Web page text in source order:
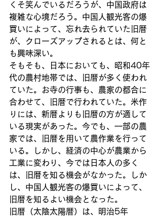
くそ笑んでいるだろうが、中国政府は
複雑な心境だろう。中国人観光客の爆
買いによって、忘れ去られていた旧暦
が、クローズアップされるとは、何と
も興味深い。
そもそも、日本においても、昭和40年
代の農村地帯では、旧暦が多く使われ
ていた。お寺の行事も、農家の都合に
合わせて、旧暦で行われていた。米作
りには、新暦よりも旧暦の方が適して
いる現実があった。今でも、一部の農
家では、旧暦を用いて農作業を行って
いる。しかし、経済の中心が農業から
工業に変わり、今では日本人の多く
は、旧暦を知る機会がなかった。しか
し、中国人観光客の爆買いによって、
旧暦を知るよい機会となった。
旧暦（太陰太陽暦）は、明治5年